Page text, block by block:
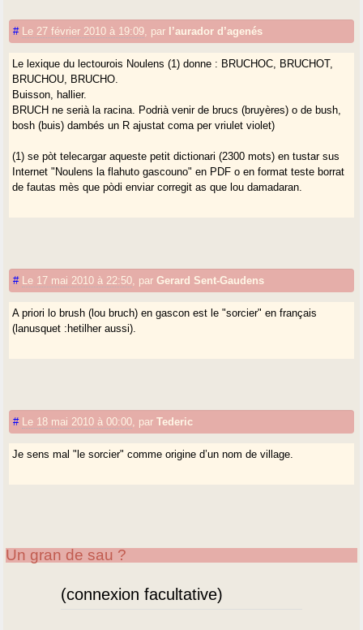
# Le 27 février 2010 à 19:09 par l’aurador d’agenés
Le lexique du lectourois Noulens (1) donne : BRUCHOC, BRUCHOT,
BRUCHOU, BRUCHO.
Buisson, hallier.
BRUCH ne serià la racina. Podrià venir de brucs (bruyères) o de bush,
bosh (buis) dambés un R ajustat coma per vriulet violet)
(1) se pòt telecargar aqueste petit dictionari (2300 mots) en tustar sus
Internet "Noulens la flahuto gascouno" en PDF o en format teste borrat
de fautas mès que pòdi enviar corregit as que lou damadaran.
# Le 17 mai 2010 à 22:50 parGerard Sent-Gaudens
A priori lo brush (lou bruch) en gascon est le "sorcier" en français
(lanusquet :hetilher aussi).
# Le 18 mai 2010 à 00:00 parTederic
Je sens mal "le sorcier" comme origine d’un nom de village.
Un gran de sau ?
(connexion facultative)